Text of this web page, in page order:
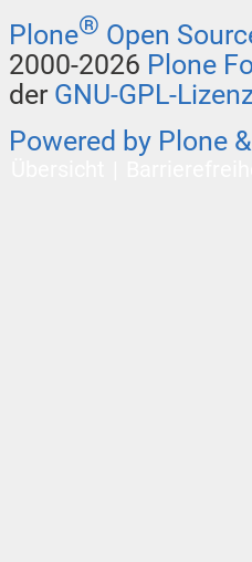
Plone® Open
2000-2026 Plone
der GNU-GPL-
Powered by Plone